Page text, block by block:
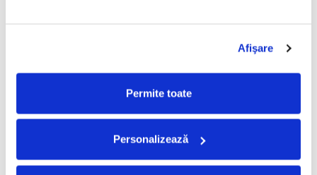
Afişare
Permite toate
Personalizează
DISC VINIL)
Fugees - The Score (CD)
Cargo- Spiritus Sanctus (Editie
150,00 Lei